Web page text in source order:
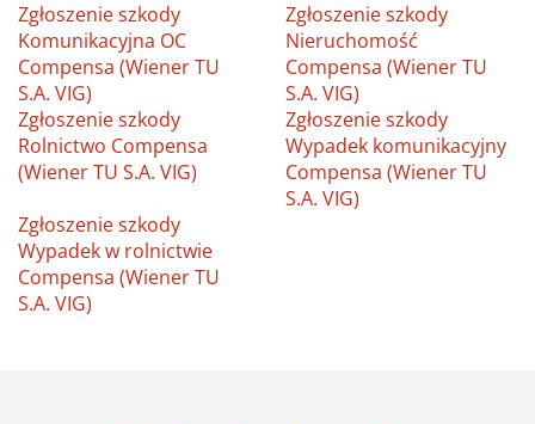
Zgłoszenie szkody
Komunikacyjna OC
Compensa (Wiener TU
S.A. VIG)
Zgłoszenie szkody
Nieruchomość
Compensa (Wiener TU
S.A. VIG)
Zgłoszenie szkody
Rolnictwo Compensa
(Wiener TU S.A. VIG)
Zgłoszenie szkody
Wypadek komunikacyjny
Compensa (Wiener TU
S.A. VIG)
Zgłoszenie szkody
Wypadek w rolnictwie
Compensa (Wiener TU
S.A. VIG)